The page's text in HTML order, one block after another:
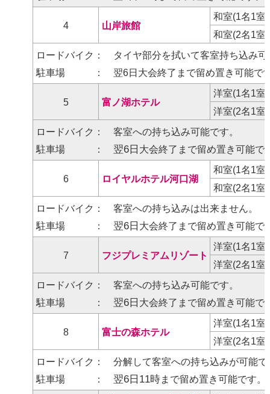
4 山岸旅館
和室(1名1室
和室(2名1室
ロードバイク： タイヤ部分を拭いて客室持ち込み可
駐車場 ： 翌6日大会終了まで留め置き可能で
5 富ノ湖ホテル
洋室(1名1室
洋室(2名1室
ロードバイク： 客室への持ち込み可能です。
駐車場 ： 翌6日 大会終了まで留め置き可能で
6 ロイヤルホテル河口湖
和室(1名1室
和室(2名1室
ロードバイク： 客室への持ち込みは出来ません。
駐車場 ： 翌6日 大会終了まで留め置き可能で
7 フジプレミアムリゾート
洋室(1名1室
洋室(2名1室
ロードバイク： 客室への持ち込み可能です。
駐車場 ： 翌6日 大会終了まで留め置き可能で
8 富士の森ホテル
洋室(1名1室
洋室(2名1室
ロードバイク： 分解して客室への持ち込みが可能で
駐車場 ： 翌6日11時まで留め置き可能です。